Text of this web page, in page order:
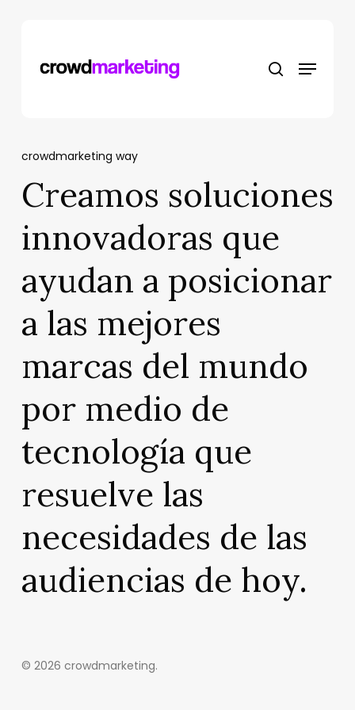
content
Menu
crowdmarketing way
Creamos soluciones
innovadoras que
ayudan a posicionar
a las mejores
marcas del mundo
por medio de
tecnología que
resuelve las
necesidades de las
audiencias de hoy.
© 2026 crowdmarketing.